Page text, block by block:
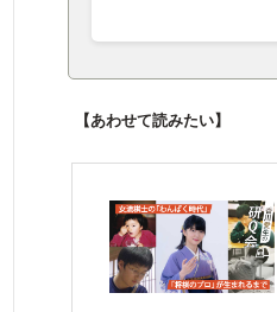
【あわせて読みたい】